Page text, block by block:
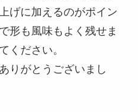
げに加えるのがポイン
形も風味もよく残せま
ください。
りがとうございまし